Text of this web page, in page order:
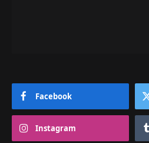
Facebook
Instagram